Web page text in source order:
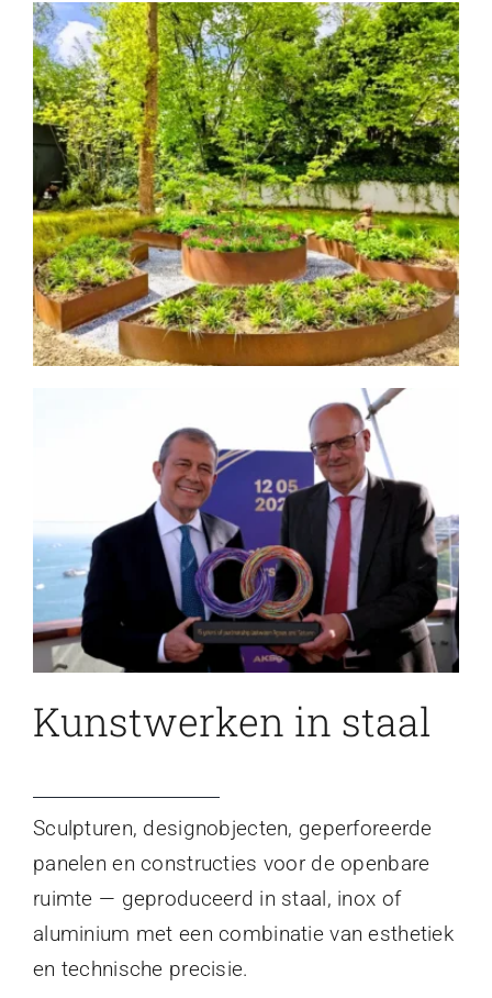
Kunstwerken in staal
Sculpturen, designobjecten, geperforeerde
panelen en constructies voor de openbare
ruimte — geproduceerd in staal, inox of
aluminium met een combinatie van esthetiek
en technische precisie.